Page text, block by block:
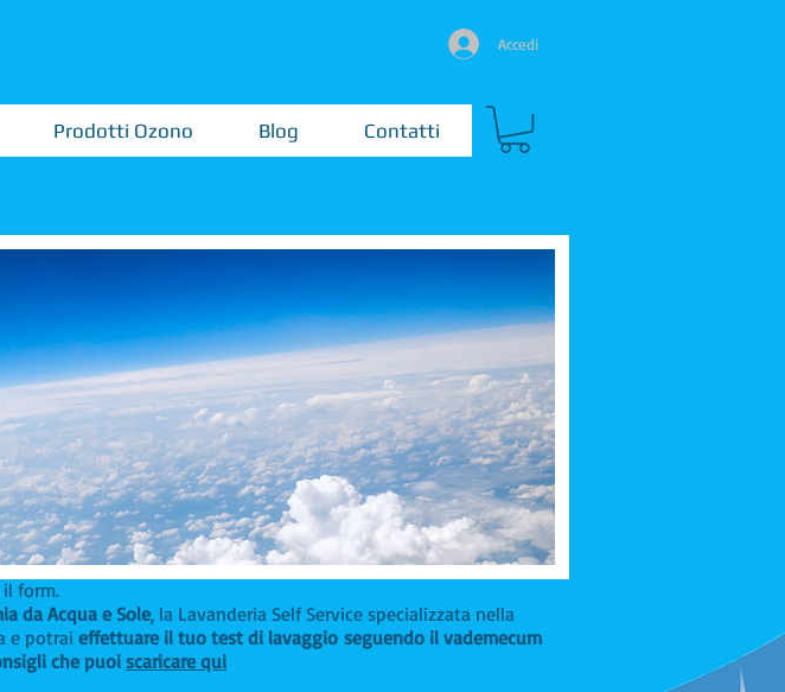
Accedi
Prodotti Ozono Blog Contatti
form.
da Acqua e Sole, la Lavanderia Self Service specializzata nella
e potrai effettuare il tuo test di lavaggio seguendo il vademecum
che puoiscaricare qui